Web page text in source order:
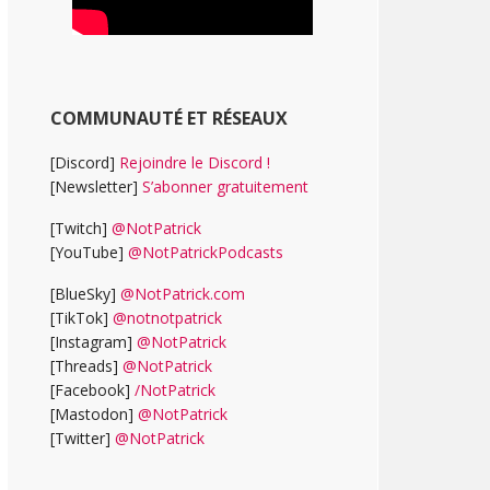
COMMUNAUTÉ ET RÉSEAUX
[Discord] Rejoindre le Discord !
[Newsletter] S’abonner gratuitement
[Twitch] @NotPatrick
[YouTube] @NotPatrickPodcasts
[BlueSky] @NotPatrick.com
[TikTok] @notnotpatrick
[Instagram] @NotPatrick
[Threads] @NotPatrick
[Facebook] /NotPatrick
[Mastodon] @NotPatrick
[Twitter] @NotPatrick